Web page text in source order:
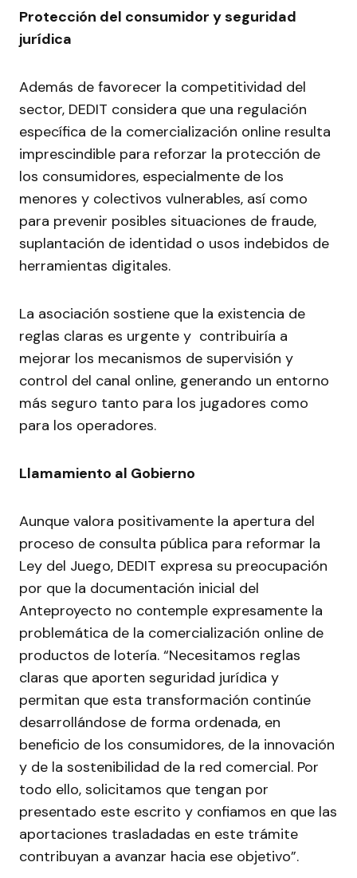
Protección del consumidor y seguridad
jurídica
Además de favorecer la competitividad del
sector, DEDIT considera que una regulación
específica de la comercialización online resulta
imprescindible para reforzar la protección de
los consumidores, especialmente de los
menores y colectivos vulnerables, así como
para prevenir posibles situaciones de fraude,
suplantación de identidad o usos indebidos de
herramientas digitales.
La asociación sostiene que la existencia de
reglas claras es urgente y contribuiría a
mejorar los mecanismos de supervisión y
control del canal online, generando un entorno
más seguro tanto para los jugadores como
para los operadores.
Llamamiento al Gobierno
Aunque valora positivamente la apertura del
proceso de consulta pública para reformar la
Ley del Juego, DEDIT expresa su preocupación
por que la documentación inicial del
Anteproyecto no contemple expresamente la
problemática de la comercialización online de
productos de lotería. “Necesitamos reglas
claras que aporten seguridad jurídica y
permitan que esta transformación continúe
desarrollándose de forma ordenada, en
beneficio de los consumidores, de la innovación
y de la sostenibilidad de la red comercial. Por
todo ello, solicitamos que tengan por
presentado este escrito y confiamos en que las
aportaciones trasladadas en este trámite
contribuyan a avanzar hacia ese objetivo”.